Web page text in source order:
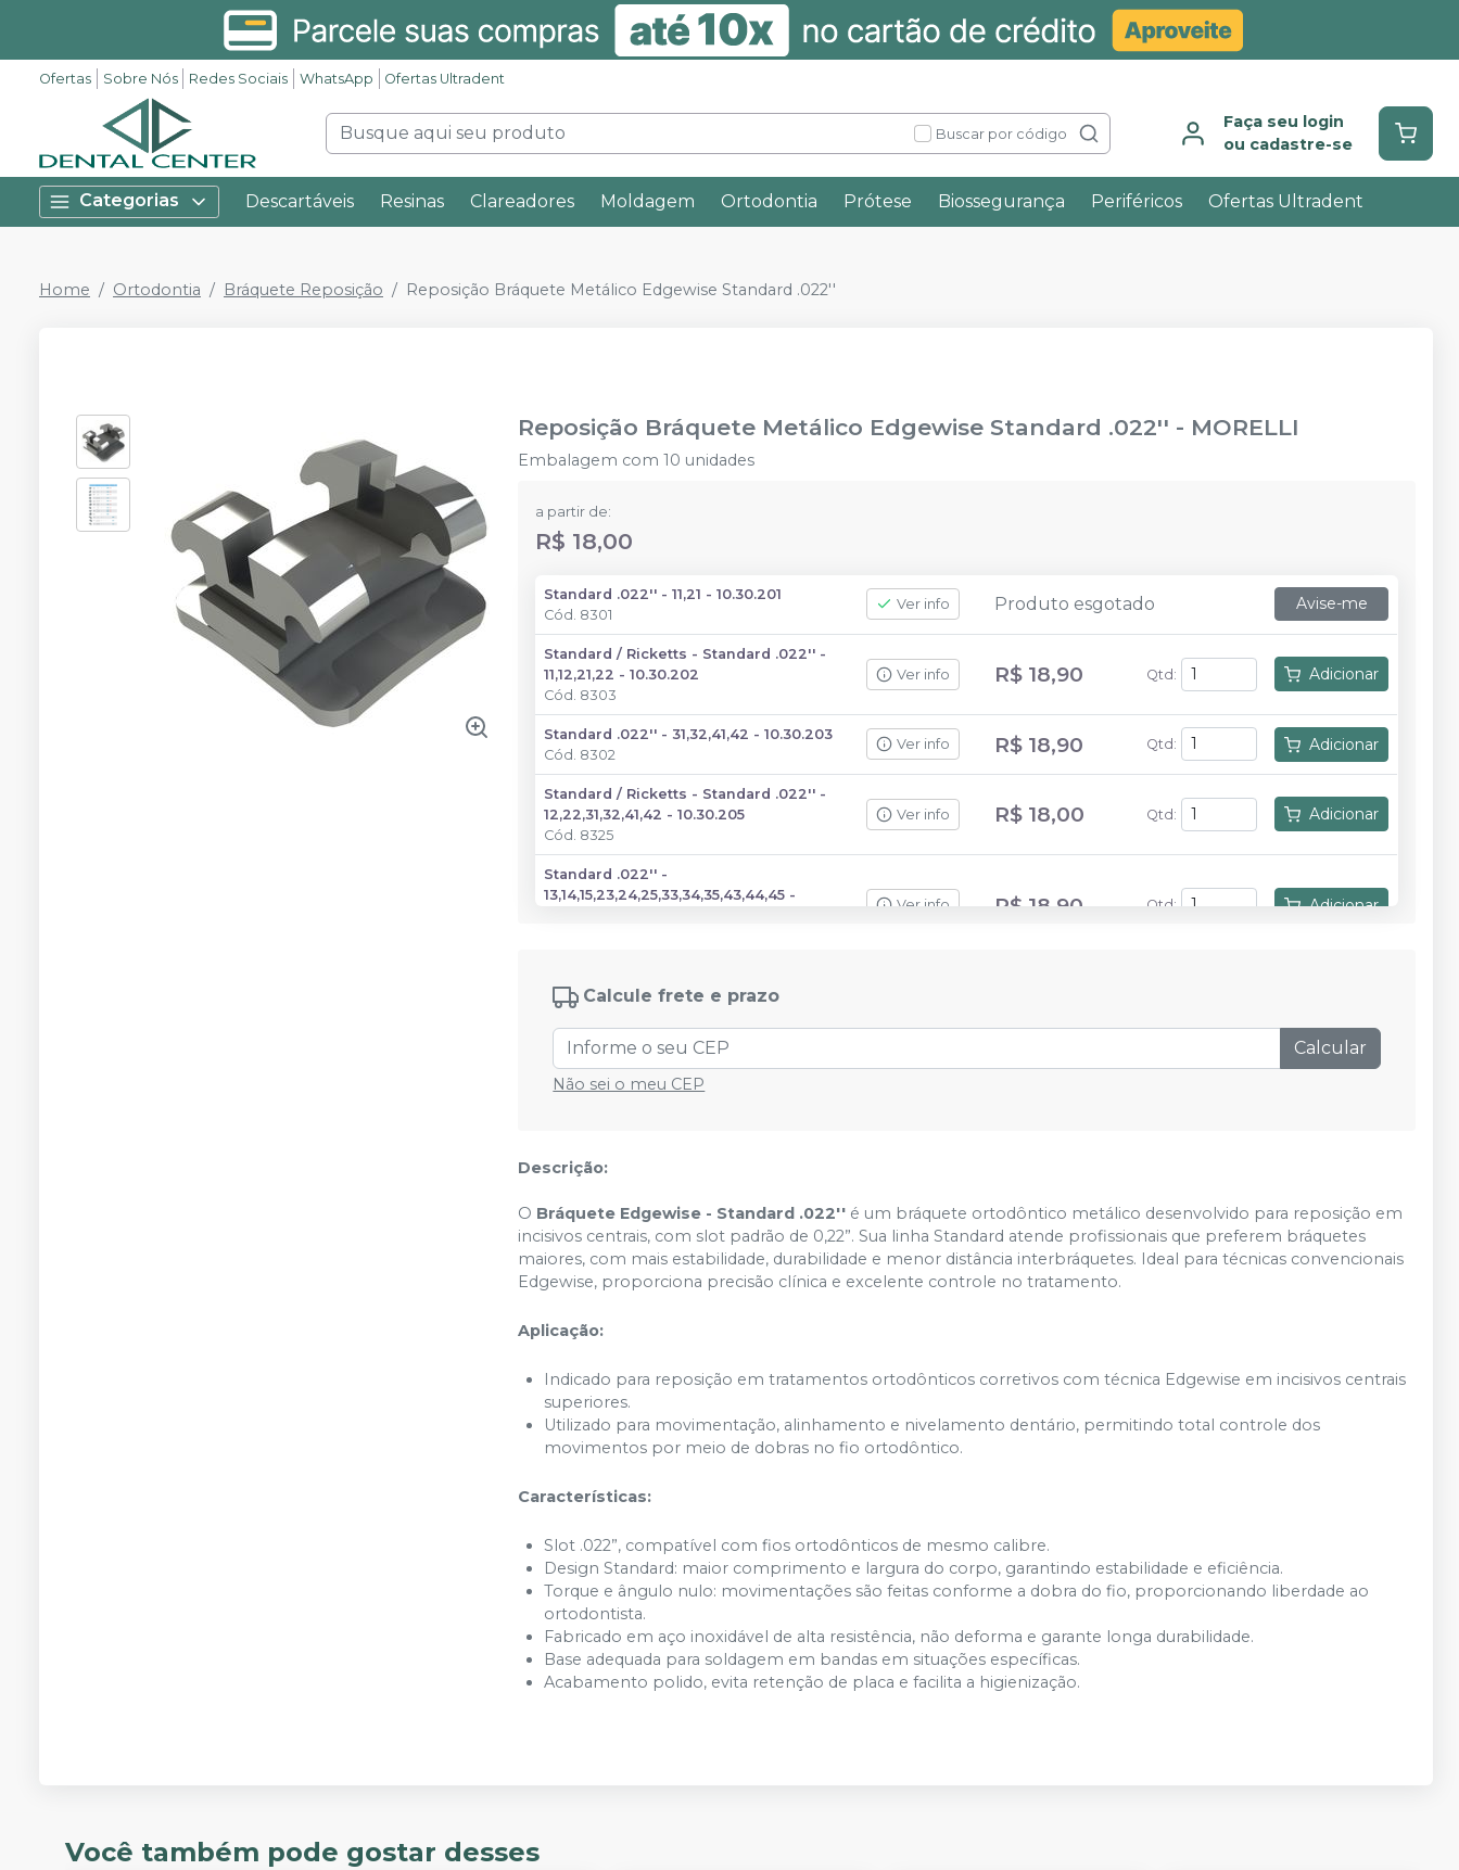
Ofertas Sobre Nós Redes Sociais WhatsApp Ofertas Ultradent
Buscar por código
Faça seu login
ou cadastre-se
Categorias Descartáveis Resinas Clareadores Moldagem Ortodontia Prótese Biossegurança Periféricos Ofertas Ultradent
Home Ortodontia Bráquete Reposição Reposição Bráquete Metálico Edgewise Standard .022''
Reposição Bráquete Metálico Edgewise Standard .022'' - MORELLI
Embalagem com 10 unidades
a partir de:
R$ 18,00
Standard .022'' - 11,21 - 10.30.201
Cód. 8301
Ver info Produto esgotado Avise-me
Standard / Ricketts - Standard .022'' -
11,12,21,22 - 10.30.202
Cód. 8303
Ver info R$ 18,90 Qtd : Adicionar
Standard .022'' - 31,32,41,42 - 10.30.203
Cód. 8302
Ver info R$ 18,90 Qtd : Adicionar
Standard / Ricketts - Standard .022'' -
12,22,31,32,41,42 - 10.30.205
Cód. 8325
Ver info R$ 18,00 Qtd : Adicionar
Standard .022'' -
13,14,15,23,24,25,33,34,35,43,44,45 -
Ver info R$ 18,90 Qtd: Adicionar
13,14,15,23,24,25,33,34,35,43,44,45 -
Cód.
8327
Standard / Ricketts - Standard .022'' -
12,22,31,32,41,42 - 10.30.209
Standard .022'' - 16,26,36,46 - 10.30.210
Cód.8299
Standard .022'' - 13, 14, 15, 23 ,24 ,25 ,33,
34, 35, 43, 44, 45 - 10.30.208
Cód.8328
Ver info Produto esgotado Avise-me
Calcule frete e prazo
Calcular
Não sei o meu CEP
Descrição:
O Bráquete Edgewise - Standard .022'' é um bráquete ortodôntico metálico desenvolvido para reposição em
incisivos centrais, com slot padrão de 0,22”. Sua linha Standard atende profissionais que preferem bráquetes
maiores, com mais estabilidade, durabilidade e menor distância interbráquetes. Ideal para técnicas convencionais
Edgewise, proporciona precisão clínica e excelente controle no tratamento.
Aplicação:
Indicado para reposição em tratamentos ortodônticos corretivos com técnica Edgewise em incisivos centrais
superiores.
Utilizado para movimentação, alinhamento e nivelamento dentário, permitindo total controle dos
movimentos por meio de dobras no fio ortodôntico.
Características:
Slot .022”, compatível com fios ortodônticos de mesmo calibre.
Design Standard: maior comprimento e largura do corpo, garantindo estabilidade e eficiência.
Torque e ângulo nulo: movimentações são feitas conforme a dobra do fio, proporcionando liberdade ao
ortodontista.
Fabricado em aço inoxidável de alta resistência, não deforma e garante longa durabilidade.
Base adequada para soldagem em bandas em situações específicas.
Acabamento polido, evita retenção de placa e facilita a higienização.
Você também pode gostar desses